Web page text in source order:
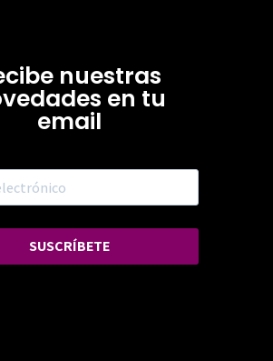
nuestras
en tu
email
SUSCRÍBETE